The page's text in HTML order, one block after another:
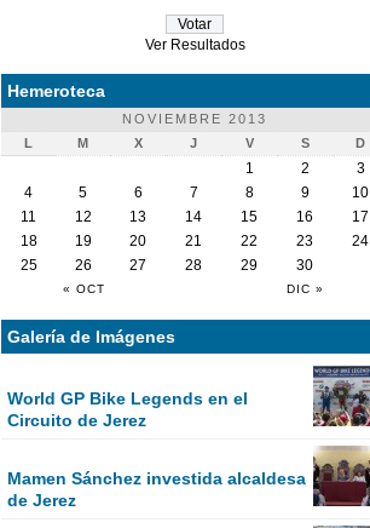
Ver Resultados
Hemeroteca
NOVIEMBRE 2013
L
M X J V S D
« OCT DIC »
1 2
3
4
5 6 7 8 9
10
11
12 13 14 15 16
17
18
19 20 21 22 23
24
25
26 27 28 29 30
Galería de Imágenes
World GP Bike Legends en el
Circuito de Jerez
Mamen Sánchez investida alcaldesa
de Jerez